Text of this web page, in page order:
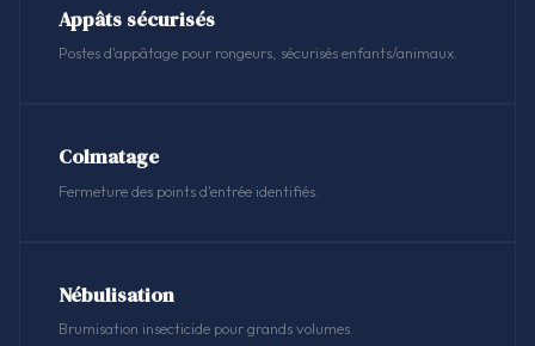
Appâts sécurisés
Postes d'appâtage pour rongeurs, sécurisés enfants/animaux.
Colmatage
Fermeture des points d'entrée identifiés.
Nébulisation
Brumisation insecticide pour grands volumes.